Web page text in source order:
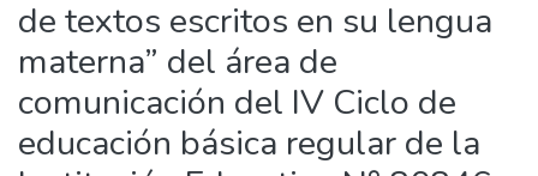
de textos escritos en su lengua
materna” del área de
comunicación del IV Ciclo de
educación básica regular de la